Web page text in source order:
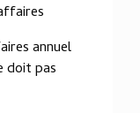
annuel
doit pas